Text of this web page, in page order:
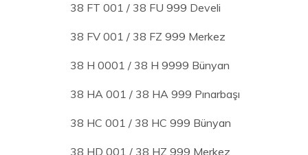
38 FT 001 / 38 FU 999 Develi
38 FV 001 / 38 FZ 999 Merkez
38 H 0001 / 38 H 9999 Bünyan
38 HA 001 / 38 HA 999 Pınarbaşı
38 HC 001 / 38 HC 999 Bünyan
38 HD 001 / 38 HZ 999 Merkez